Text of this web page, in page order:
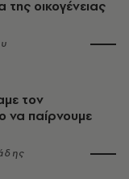
της οικογένειας
τον
να παίρνουμε